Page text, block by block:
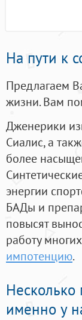
На пути к
Предлагаем
жизни. Вам
Дженерики
Сиалис, а
более
энергии
БАДы и
повысят
работу
импотенцию.
именно у